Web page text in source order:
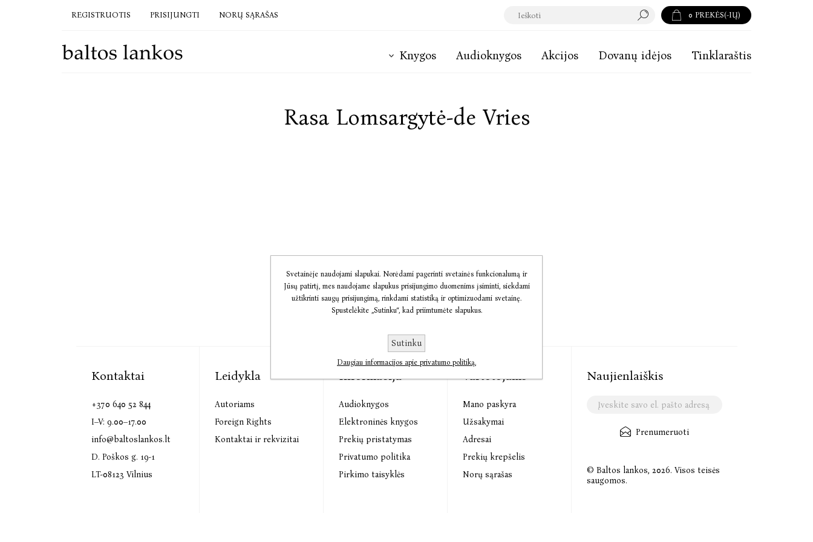
REGISTRUOTIS PRISIJUNGTI NORŲ SĄRAŠAS 0 PREKĖS(-IŲ)
Knygos Audioknygos Akcijos Dovanų idėjos Tinklaraštis
Rasa Lomsargytė-de Vries
Kontaktai
+370 640 52 844
I–V: 9.00–17.00
info@baltoslankos.lt
D. Poškos g. 19-1
LT-08123 Vilnius
Leidykla
Autoriams
Foreign Rights
Kontaktai ir rekvizitai
Informacija
Audioknygos
Elektroninės knygos
Prekių pristatymas
Privatumo politika
Pirkimo taisyklės
Vartotojams
Mano paskyra
Užsakymai
Adresai
Prekių krepšelis
Norų sąrašas
Naujienlaiškis
Prenumeruoti
© Baltos lankos, 2026. Visos teisės
saugomos.
Svetainėje naudojami slapukai. Norėdami pagerinti svetainės funkcionalumą ir
Jūsų patirtį, mes naudojame slapukus prisijungimo duomenims įsiminti, siekdami
užtikrinti saugų prisijungimą, rinkdami statistiką ir optimizuodami svetainę.
Spustelėkite „Sutinku“, kad priimtumėte slapukus.
Sutinku
Daugiau informacijos apie privatumo politiką.